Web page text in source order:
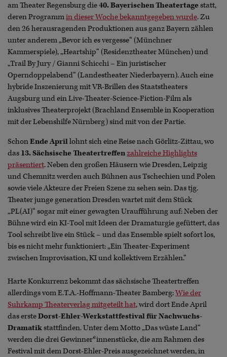
am Theater Regensburg die40. Bayerischen Theatertagestatt,
deren Programmin dieser Woche bekanntgegeben wurde. Zu
den 26 herausragenden Produktionen aus ganz Bayern zählen
unter anderem „Bevor ich es vergesse“ (Münchner
Kammerspiele), „Heartship“ (Residenztheater München) und
„Trail By Jury / Gianni Schicchi – Ein juristischer
Operndoppelabend“ (Landestheater Niederbayern). Auch eine
hybride Inszenierung mit VR-Brillen des Staatstheaters
Augsburg und ein Live-Theater-Science-Fiction-Film als
inklusives Theaterprojekt (Brachland Ensemble in Kooperation
mit der Lebenshilfe Nürnberg) sind mit von der Partie.
SchonEnde Aprillohnt sich eine Reise nach Görlitz-Zittau, wo
das 13. Sächsische Theatertreffenzahlreiche Highlights
präsentiert. Neben den großen Häusern wie Dresden, Leipzig
und Chemnitz werden auch Bühnen aus Tschechien und Polen
sowie viele Akteure der Freien Szene zu sehen sein. Das tjg.
Theater junge generation Dresden wartet mit dem Stück
„PL(AI)“ sogar mit einer gewagten Uraufführung auf: Neben der
Bühne wird ein KI-Tool mit Ideen der Dramaturgie gefüttert, das
Tool schreibt live ein Stück – und das Ensemble spielt sofort los,
bis es nicht mehr funktioniert: „Ein Theater-Experiment
zwischen Improvisation, KI und kollektivem Erzählen.“
Harte Konkurrenz bekommt das sächsische Theatertreffen
allerdings vom E.T.A.-Hoffmann-Theater Bamberg:Wie der
Suhrkamp Theaterverlag mitgeteilt hat, wird dort Ende April
das ersteDorst-Ehler-Werkstattfestival für Nachwuchs-
Dramatikstattfinden. Unter dem Motto „Das wüste Land“
werden die drei Gewinner*innenstücke, die am Rahmen des
Festival mit dem Dorst-Ehler-Preis ausgezeichnet werden, in